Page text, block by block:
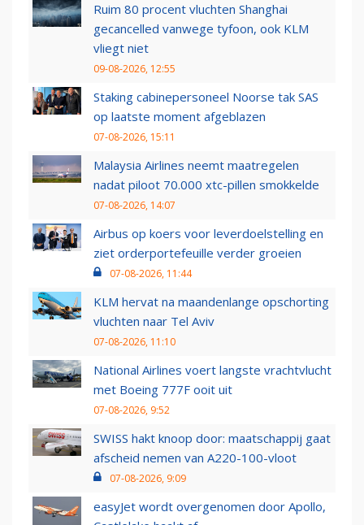
Ruim 80 procent vluchten Shanghai
gecancelled vanwege tyfoon, ook KLM
vliegt niet
09-08-2026, 12:55
Staking cabinepersoneel Noorse tak SAS
op laatste moment afgeblazen
07-08-2026, 15:11
Malaysia Airlines neemt maatregelen
nadat piloot 70.000 xtc-pillen smokkelde
07-08-2026, 14:07
Airbus op koers voor leverdoelstelling en
ziet orderportefeuille verder groeien
07-08-2026, 11:44
KLM hervat na maandenlange opschorting
vluchten naar Tel Aviv
07-08-2026, 11:10
National Airlines voert langste vrachtvlucht
met Boeing 777F ooit uit
07-08-2026, 9:52
SWISS hakt knoop door: maatschappij gaat
afscheid nemen van A220-100-vloot
07-08-2026, 9:09
easyJet wordt overgenomen door Apollo,